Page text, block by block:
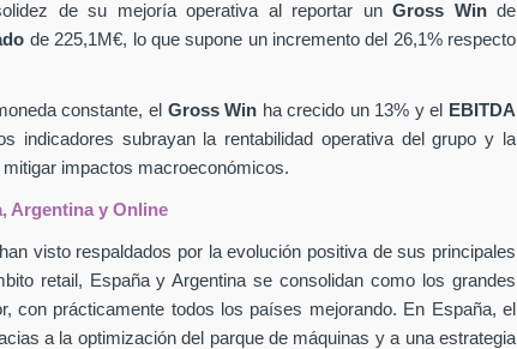
de su mejoría operativa al reportar un Gross Win de
de 225,1M€, lo que supone un incremento del 26,1% respecto
constante, el Gross Win ha crecido un 13% y el
EBITDA
indicadores subrayan la rentabilidad operativa del grupo y la
impactos macroeconómicos.
Argentina y Online
visto respaldados por la evolución positiva de sus principales
retail, España y Argentina se consolidan como los grandes
con prácticamente todos los países mejorando. En España, el
a la optimización del parque de máquinas y a una estrategia